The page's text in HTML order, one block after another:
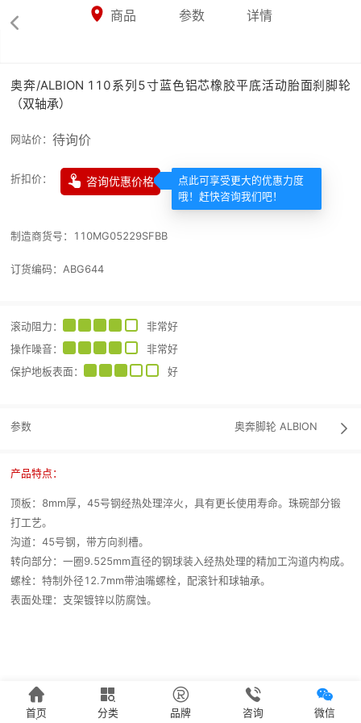

 商品 参数 详情
奥奔/ALBION 110系列5寸蓝色铝芯橡胶平底活动胎面刹脚轮
（双轴承）
网站价： 待询价
折扣价：  咨询优惠价格
点此可享受更大的优惠力度
哦！赶快咨询我们吧！
制造商货号： 110MG05229SFBB
订货编码： ABG644
滚动阻力 ：
非常好
操作噪音 ：
非常好
保护地板表面 ： 好
参数 奥奔脚轮 ALBION 
产品特点：
顶板：8mm厚，45号钢经热处理淬火，具有更长使用寿命。珠碗部分锻
打工艺。
沟道：45号钢，带方向刹槽。
转向部分：一圈9.525mm直径的钢球装入经热处理的精加工沟道内构成。
螺栓：特制外径12.7mm带油嘴螺栓，配滚针和球轴承。
表面处理：支架镀锌以防腐蚀。

首页

分类

品牌

咨询

微信